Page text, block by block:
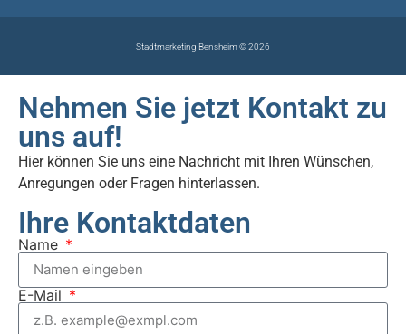
Stadtmarketing Bensheim © 2026
Nehmen Sie jetzt Kontakt zu
uns auf!
Hier können Sie uns eine Nachricht mit Ihren Wünschen,
Anregungen oder Fragen hinterlassen.
Ihre Kontaktdaten
Name
E-Mail